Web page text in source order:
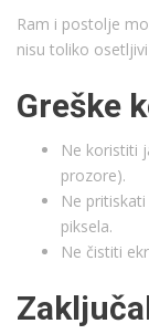
Ram i postolje
nisu toliko
Greške
Ne koristiti
prozore).
Ne
piksela.
Ne čistiti